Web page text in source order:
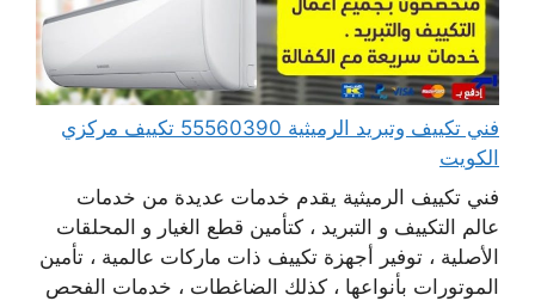
فني تكييف وتبريد الرميثية 55560390 تكييف مركزي
الكويت
فني تكييف الرميثية يقدم خدمات عديدة من خدمات
عالم التكييف و التبريد ، كتأمين قطع الغيار و المحلقات
الأصلية ، توفير أجهزة تكييف ذات ماركات عالمية ، تأمين
الموتورات بأنواعها ، كذلك الضاغطات ، خدمات الفحص